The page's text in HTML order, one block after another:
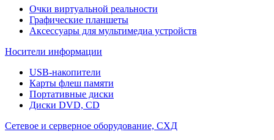
Очки виртуальной реальности
Графические планшеты
Аксессуары для мультимедиа устройств
Носители информации
USB-накопители
Карты флеш памяти
Портативные диски
Диски DVD, CD
Сетевое и серверное оборудование, СХД